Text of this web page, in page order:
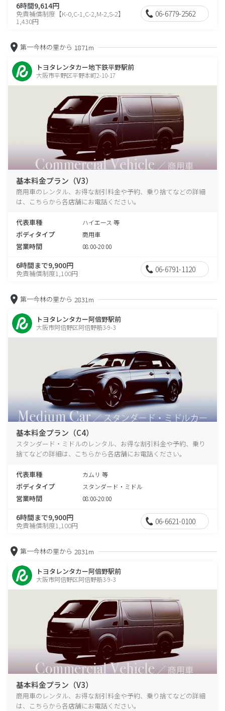
6時間9,614円
免責補償制度【K-0,C-1,C-2,M-2,S-2】
1,430円
06-6779-2562
第一今林の里から 1871m
トヨタレンタカー地下鉄平野駅前
大阪市平野区平野本町2-10-17
基本料金プラン（V3）
商用車のレンタル、お得な割引料金や予約、乗り捨てなどの詳細
は、こちらから各店舗にお電話ください。
代表車種 ハイエース 等
ボディタイプ 商用車
営業時間 08:00-20:00
6時間まで9,900円
免責補償制度1,100円 06-6791-1120
第一今林の里から 2831m
トヨタレンタカー阿倍野駅前
大阪市阿倍野区阿倍野筋3-9-3
基本料金プラン（C4）
スタンダード・ミドルのレンタル、お得な割引料金や予約、乗り
捨てなどの詳細は、こちらから各店舗にお電話ください。
代表車種 カムリ 等
ボディタイプ スタンダード・ミドル
営業時間 08:00-20:00
6時間まで9,900円
免責補償制度1,100円 06-6621-0100
第一今林の里から 2831m
トヨタレンタカー阿倍野駅前
大阪市阿倍野区阿倍野筋3-9-3
基本料金プラン（V3）
商用車のレンタル、お得な割引料金や予約、乗り捨てなどの詳細
は、こちらから各店舗にお電話ください。